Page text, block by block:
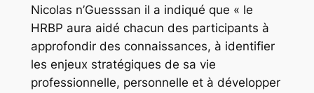
Nicolas n’Guesssan il a indiqué que « le
HRBP aura aidé chacun des participants à
approfondir des connaissances, à identifier
les enjeux stratégiques de sa vie
professionnelle, personnelle et à développer